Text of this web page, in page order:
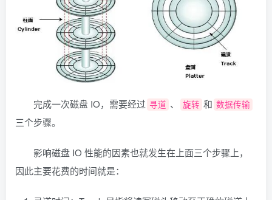
完成一次磁盘 IO，需要经过 寻道 、 旋转 和 数据传输
三个步骤。
影响磁盘 IO 性能的因素也就发生在上面三个步骤上，
因此主要花费的时间就是：